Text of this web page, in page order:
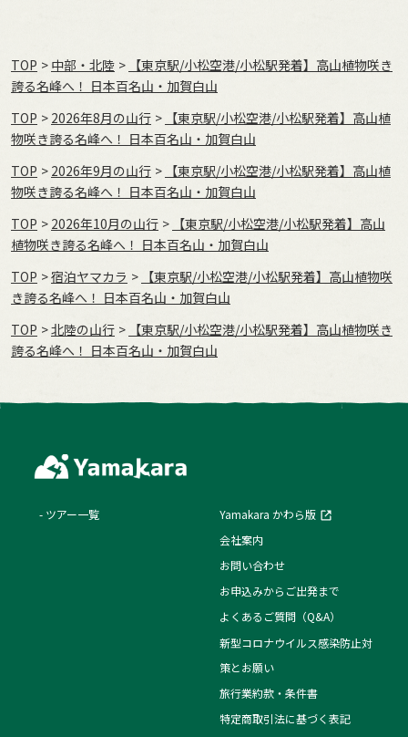
TOP 中部・北陸
【東京駅/小松空港/小松駅発着】高山植物咲き
誇る名峰へ！ 日本百名山・加賀白山
TOP
2026年8月の⼭⾏
【東京駅/小松空港/小松駅発着】高山植
物咲き誇る名峰へ！ 日本百名山・加賀白山
TOP
2026年9月の⼭⾏
【東京駅/小松空港/小松駅発着】高山植
物咲き誇る名峰へ！ 日本百名山・加賀白山
TOP
2026年10月の⼭⾏
【東京駅/小松空港/小松駅発着】高山
植物咲き誇る名峰へ！ 日本百名山・加賀白山
TOP
宿泊ヤマカラ
【東京駅/小松空港/小松駅発着】高山植物咲
き誇る名峰へ！ 日本百名山・加賀白山
TOP
北陸の山行
【東京駅/小松空港/小松駅発着】高山植物咲き
誇る名峰へ！ 日本百名山・加賀白山
ツアー一覧
Yamakara かわら版
会社案内
お問い合わせ
お申込みからご出発まで
よくあるご質問（Q&A）
新型コロナウイルス感染防止対
策とお願い
旅行業約款・条件書
特定商取引法に基づく表記